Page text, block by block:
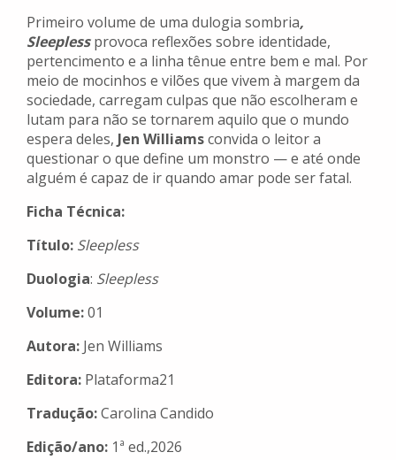
Primeiro volume de uma dulogia sombria,
Sleeplessprovoca reflexões sobre identidade,
pertencimento e a linha tênue entre bem e mal. Por
meio de mocinhos e vilões que vivem à margem da
sociedade, carregam culpas que não escolheram e
lutam para não se tornarem aquilo que o mundo
espera deles, Jen Williamsconvida o leitor a
questionar o que define um monstro — e até onde
alguém é capaz de ir quando amar pode ser fatal.
Ficha Técnica:
Título: Sleepless
Duologia: Sleepless
Volume:01
Autora: Jen Williams
Editora: Plataforma21
Tradução:Carolina Candido
Edição/ano: 1ª ed.,2026